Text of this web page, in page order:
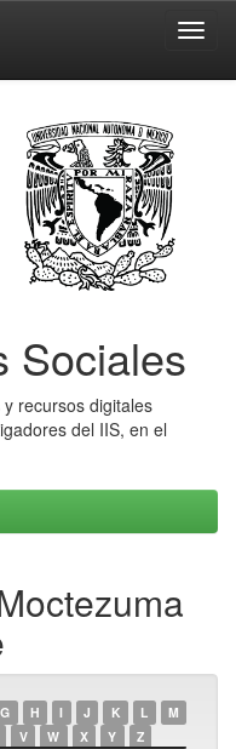
Sociales
recursos digitales
del IIS, en el
G H I J K L
M
V W X Y Z